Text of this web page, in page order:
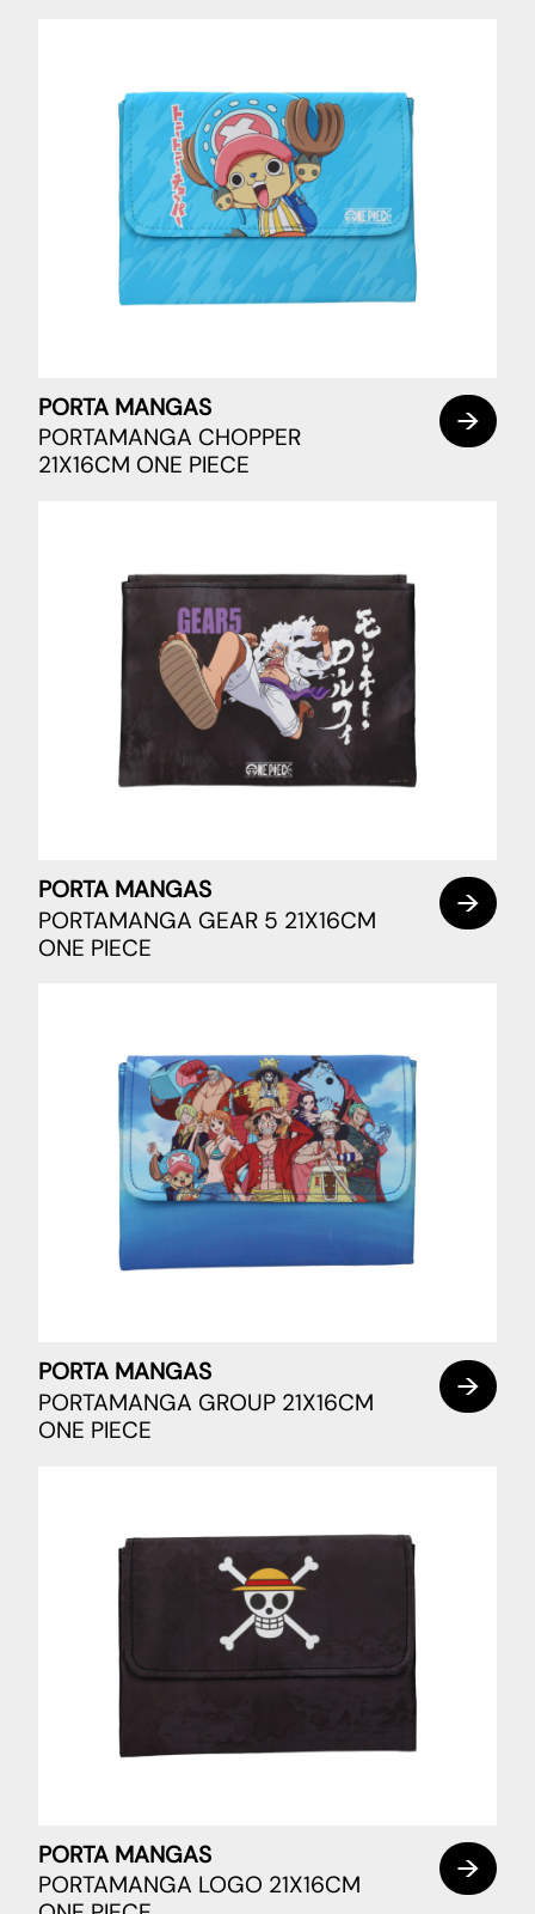
PORTA MANGAS
PORTAMANGA CHOPPER
21X16CM ONE PIECE
PORTA MANGAS
PORTAMANGA GEAR 5 21X16CM
ONE PIECE
PORTA MANGAS
PORTAMANGA GROUP 21X16CM
ONE PIECE
PORTA MANGAS
PORTAMANGA LOGO 21X16CM